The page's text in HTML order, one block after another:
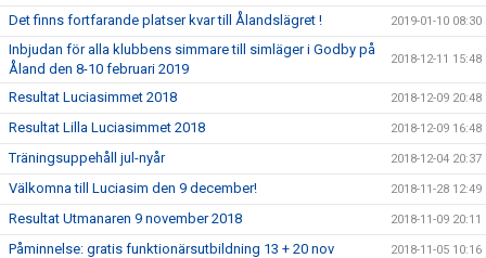
Det finns fortfarande platser kvar till Ålandslägret ! 2019-01-10 08:30
Inbjudan för alla klubbens simmare till simläger i Godby på
Åland den 8-10 februari 2019
2018-12-11 15:48
Resultat Luciasimmet 2018 2018-12-09 20:48
Resultat Lilla Luciasimmet 2018 2018-12-09 16:48
Träningsuppehåll jul-nyår 2018-12-04 20:37
Välkomna till Luciasim den 9 december! 2018-11-28 12:49
Resultat Utmanaren 9 november 2018 2018-11-09 20:11
Påminnelse: gratis funktionärsutbildning 13 + 20 nov 2018-11-05 10:16